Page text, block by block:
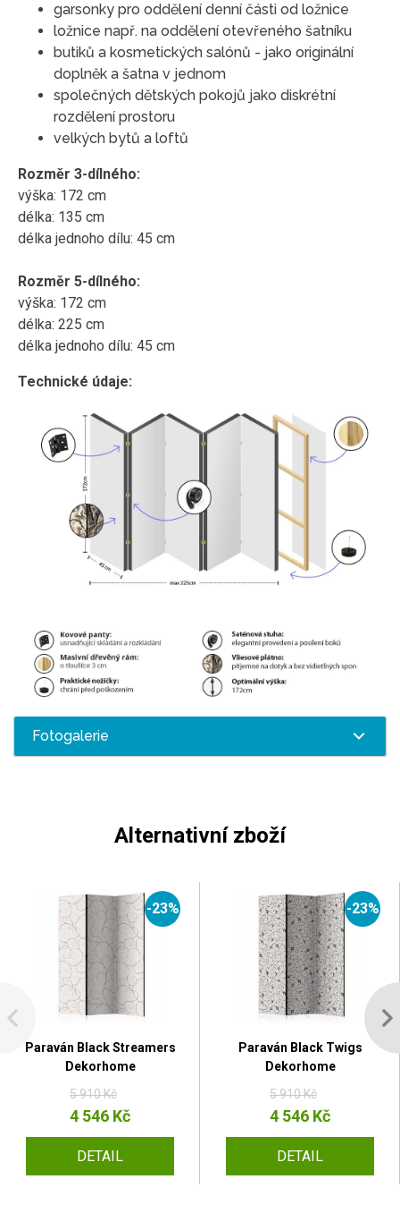
garsonky pro oddělení denní části od ložnice
ložnice např. na oddělení otevřeného šatníku
butiků a kosmetických salónů - jako originální
doplněk a šatna v jednom
společných dětských pokojů jako diskrétní
rozdělení prostoru
velkých bytů a loftů
Rozměr 3-dílného:
výška: 172 cm
délka: 135 cm
délka jednoho dílu: 45 cm
Rozměr 5-dílného:
výška: 172 cm
délka: 225 cm
délka jednoho dílu: 45 cm
Technické údaje:
Fotogalerie
Alternativní zboží
-23%
Paraván Black Streamers
Dekorhome
5 910 Kč
4 546 Kč
DETAIL
-23%
Paraván Black Twigs
Dekorhome
5 910 Kč
4 546 Kč
DETAIL